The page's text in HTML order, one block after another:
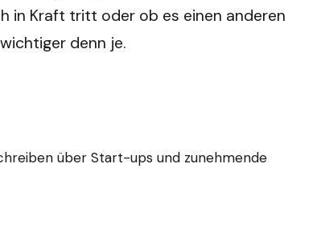
in Kraft tritt oder ob es einen anderen
denn je.
über Start-ups und zunehmende